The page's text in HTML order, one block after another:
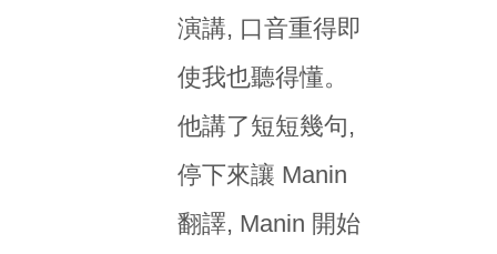
演講, 口音重得即
使我也聽得懂。
他講了短短幾句,
停下來讓 Manin
翻譯, Manin 開始